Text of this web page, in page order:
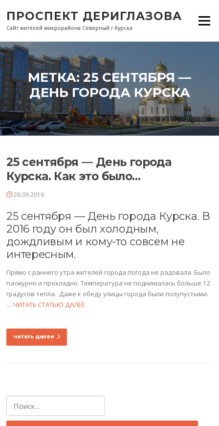
содержанию
ПРОСПЕКТ ДЕРИГЛАЗОВА
Сайт жителей микрорайона Северный г.Курска
Меню
МЕТКА:25 СЕНТЯБРЯ —
ДЕНЬ ГОРОДА КУРСКА
25 сентября — День города
Курска. Как это было…
26.09.2016
25 сентября — День города Курска. В
2016 году он был холодным,
дождливым и кому-то совсем не
интересным.
Прямо с раннего утра жителей города погода не радовала. Было
пасмурно и прохладно. Температура не поднималась больше 12
градусов тепла. Даже к обеду улицы города были полупустыми.
…ЧИТАТЬ СТАТЬЮ ДАЛЕЕ
читать далее